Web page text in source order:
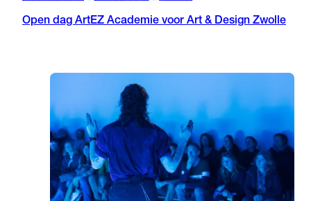
Open dag ArtEZ Academie voor Art & Design Zwolle